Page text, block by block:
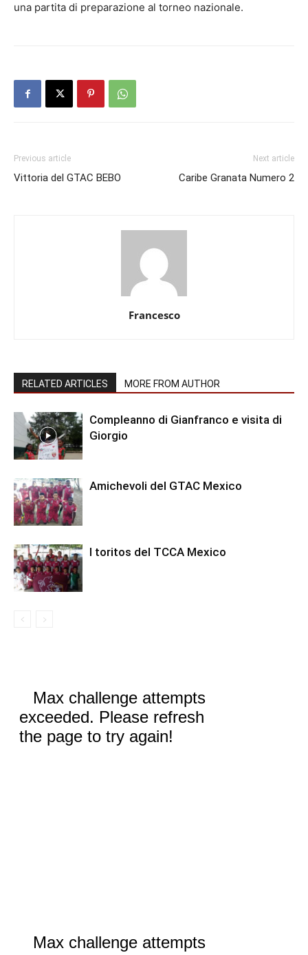
una partita di preparazione al torneo nazionale.
Previous article
Vittoria del GTAC BEBO
Next article
Caribe Granata Numero 2
Francesco
RELATED ARTICLES MORE FROM AUTHOR
Compleanno di Gianfranco e visita di
Giorgio
Amichevoli del GTAC Mexico
I toritos del TCCA Mexico